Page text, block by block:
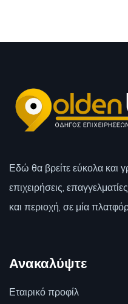
Εδώ θα βρείτε εύκολα και
επιχειρήσεις,
και περιοχή, σε μία
Ανακαλύψτε
Εταιρικό προφίλ